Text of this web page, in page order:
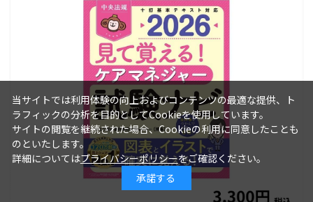
当サイトでは利用体験の向上およびコンテンツの最適な提供、ト
ラフィックの分析を目的としてCookieを使用しています。
サイトの閲覧を継続された場合、Cookieの利用に同意したことも
のといたします。
詳細についてはプライバシーポリシーをご確認ください。
承諾する